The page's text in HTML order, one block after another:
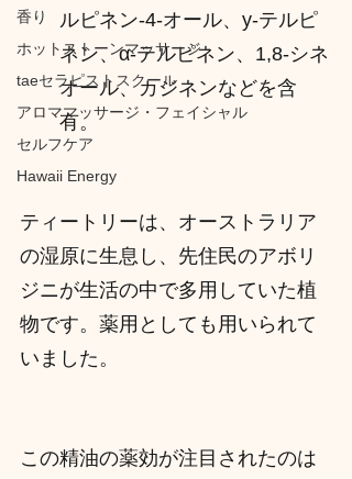
香り
ホットストーンマッサージ
taeセラピストスクール
アロママッサージ・フェイシャル
セルフケア
Hawaii Energy
ルピネン-4-オール、y-テルピ
ネン、α-テルピネン、1,8-シネ
オール、カジネンなどを含
有。
ティートリーは、オーストラリア
の湿原に生息し、先住民のアボリ
ジニが生活の中で多用していた植
物です。薬用としても用いられて
いました。
この精油の薬効が注目されたのは